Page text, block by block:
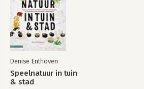
Denise Enthoven
Speelnatuur in tuin
& stad